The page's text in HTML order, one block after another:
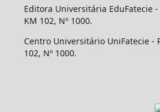
Editora Universitária EduFatecie -
KM 102, Nº 1000.
Centro Universitário UniFatecie -
102, Nº 1000.